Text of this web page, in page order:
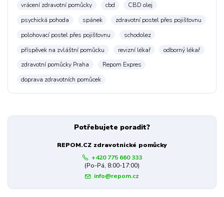
vrácení zdravotní pomůcky
cbd
CBD olej
psychická pohoda
spánek
zdravotní postel přes pojišťovnu
polohovací postel přes pojišťovnu
schodolez
příspěvek na zvláštní pomůcku
revizní lékař
odborný lékař
zdravotní pomůcky Praha
Repom Expres
doprava zdravotních pomůcek
Potřebujete poradit?
REPOM.CZ zdravotnické pomůcky
+420 775 660 333
(Po-Pá, 8:00-17:00)
info@repom.cz